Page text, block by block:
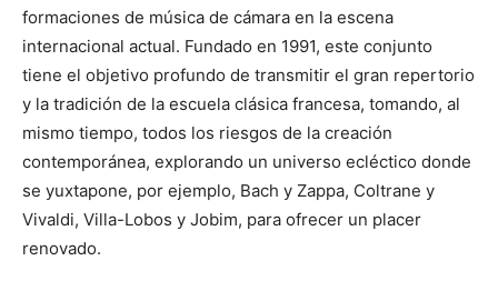
formaciones de música de cámara en la escena
internacional actual. Fundado en 1991, este conjunto
tiene el objetivo profundo de transmitir el gran repertorio
y la tradición de la escuela clásica francesa, tomando, al
mismo tiempo, todos los riesgos de la creación
contemporánea, explorando un universo ecléctico donde
se yuxtapone, por ejemplo, Bach y Zappa, Coltrane y
Vivaldi, Villa-Lobos y Jobim, para ofrecer un placer
renovado.